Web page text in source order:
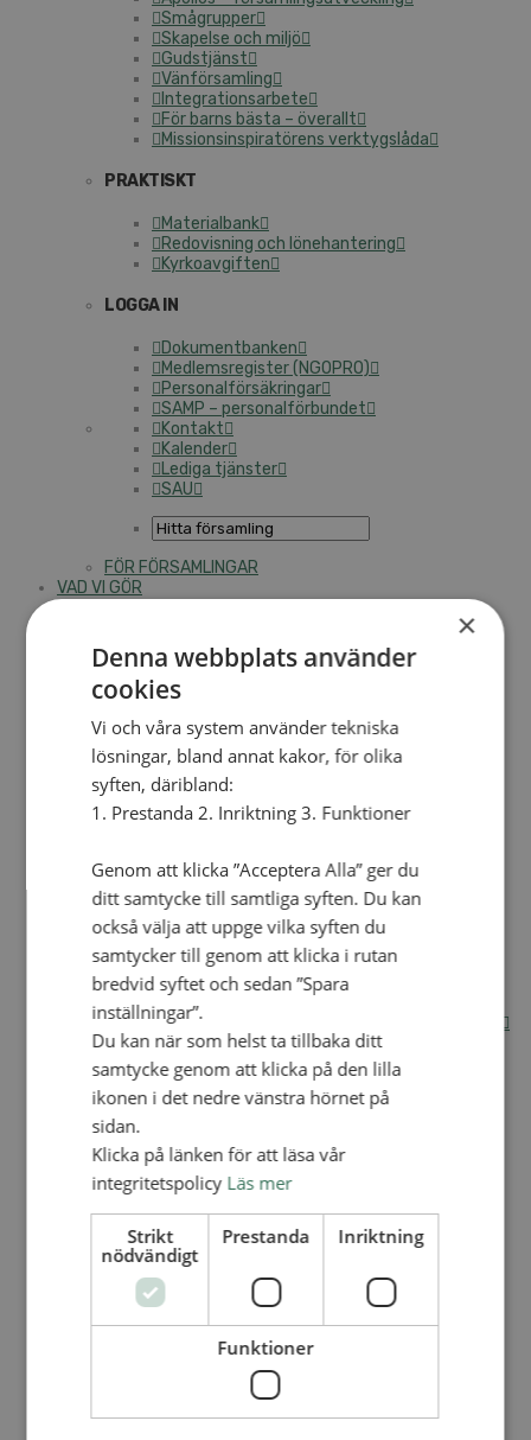
Smågrupper
Skapelse och miljö
Gudstjänst
Vänförsamling
Integrationsarbete
För barns bästa – överallt
Missionsinspiratörens verktygslåda
PRAKTISKT
Materialbank
Redovisning och lönehantering
Kyrkoavgiften
LOGGA IN
Dokumentbanken
Medlemsregister (NGOPRO)
Personalförsäkringar
SAMP – personalförbundet
Kontakt
Kalender
Lediga tjänster
SAU
FÖR FÖRSAMLINGAR
VAD VI GÖR
Våra arbeten
Här finns vi
Nationellt
Nationella avdelningen
Nationella arbetsområden
Våra pionjära satsningar
Internationellt
Internationella avdelningen
Utsända och arbeten
Engagera dig internationellt
Missionsinspiratörens verktygslåda
Entreprenörskap, företagande och Guds rike
Kontakt
Kalender
Lediga tjänster
SAU
VAD VI GÖR
UTBILDNINGAR
Akademi för Ledarskap och Teologi
Mullsjö folkhögskola
Apg29
×
Denna webbplats använder
cookies
Vi och våra system använder tekniska
lösningar, bland annat kakor, för olika
syften, däribland:
1. Prestanda 2. Inriktning 3. Funktioner
Genom att klicka ”Acceptera Alla” ger du
ditt samtycke till samtliga syften. Du kan
också välja att uppge vilka syften du
samtycker till genom att klicka i rutan
bredvid syftet och sedan ”Spara
inställningar”.
Du kan när som helst ta tillbaka ditt
samtycke genom att klicka på den lilla
ikonen i det nedre vänstra hörnet på
sidan.
Klicka på länken för att läsa vår
integritetspolicy Läs mer
Strikt
nödvändigt
Prestanda Inriktning
Funktioner